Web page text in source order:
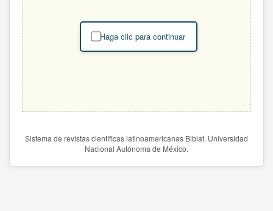
Haga clic para continuar
Sistema de revistas científicas latinoamericanas Biblat. Universidad
Nacional Autónoma de México.